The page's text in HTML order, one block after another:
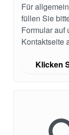
Für
füllen Sie
Formular auf
Kontaktseite
Klicken